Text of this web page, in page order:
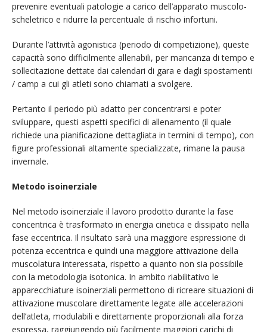
prevenire eventuali patologie a carico dell’apparato muscolo-
scheletrico e ridurre la percentuale di rischio infortuni.
Durante l’attività agonistica (periodo di competizione), queste
capacità sono difficilmente allenabili, per mancanza di tempo e
sollecitazione dettate dai calendari di gara e dagli spostamenti
/ camp a cui gli atleti sono chiamati a svolgere.
Pertanto il periodo più adatto per concentrarsi e poter
sviluppare, questi aspetti specifici di allenamento (il quale
richiede una pianificazione dettagliata in termini di tempo), con
figure professionali altamente specializzate, rimane la pausa
invernale.
Metodo isoinerziale
Nel metodo isoinerziale il lavoro prodotto durante la fase
concentrica è trasformato in energia cinetica e dissipato nella
fase eccentrica. Il risultato sarà una maggiore espressione di
potenza eccentrica e quindi una maggiore attivazione della
muscolatura interessata, rispetto a quanto non sia possibile
con la metodologia isotonica. In ambito riabilitativo le
apparecchiature isoinerziali permettono di ricreare situazioni di
attivazione muscolare direttamente legate alle accelerazioni
dell’atleta, modulabili e direttamente proporzionali alla forza
espressa, raggiungendo più facilmente maggiori carichi di